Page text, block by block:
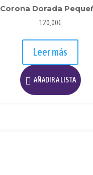
Corona Dorada
120,00€
Leer más
AÑADIR A LISTA